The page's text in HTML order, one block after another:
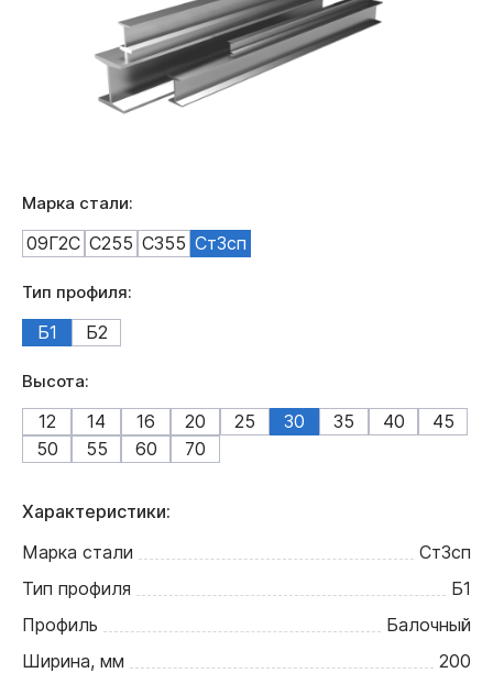
Марка стали:
09Г2С С255 С355 Ст3сп
Тип профиля:
Б1 Б2
Высота:
12 14 16 20 25 30 35 40
45
50
55 60 70
Характеристики:
Марка стали
Ст3сп
Тип профиля
Б1
Профиль
Балочный
Ширина, мм
200